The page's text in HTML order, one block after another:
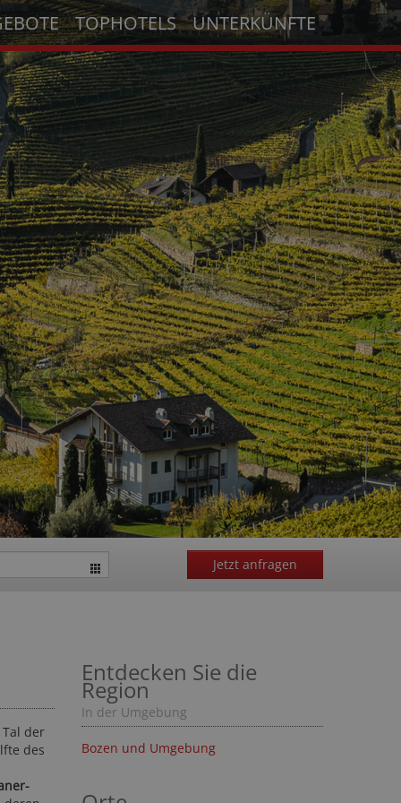
TOPHOTELS UNTERKÜNFTE
Jetzt anfragen
der
des
Entdecken Sie die
Region
In der Umgebung
Bozen und Umgebung